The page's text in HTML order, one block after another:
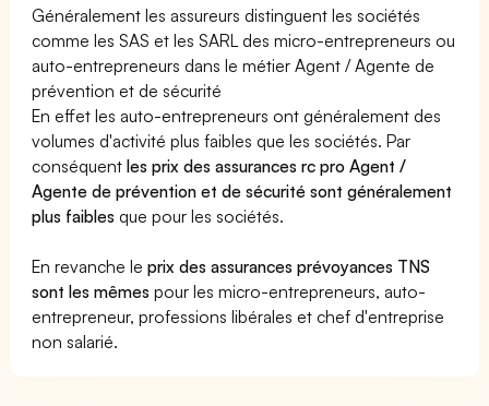
Généralement les assureurs distinguent les sociétés
comme les SAS et les SARL des micro-entrepreneurs ou
auto-entrepreneurs dans le métier Agent / Agente de
prévention et de sécurité
En effet les auto-entrepreneurs ont généralement des
volumes d'activité plus faibles que les sociétés. Par
conséquentles prix des assurances rc pro Agent /
Agente de prévention et de sécurité sont généralement
plus faibles que pour les sociétés.
En revanche leprix des assurances prévoyances TNS
sont les mêmes pour les micro-entrepreneurs, auto-
entrepreneur, professions libérales et chef d'entreprise
non salarié.